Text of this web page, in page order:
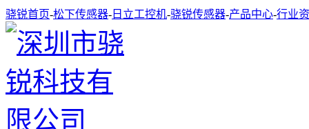
骁锐首页-松下传感器- 日立工控机-骁锐传感器-产品中心-行业